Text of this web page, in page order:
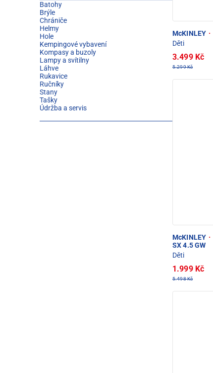
Batohy
Brýle
Chrániče
Helmy
Hole
Kempingové vybavení
Kompasy a buzoly
Lampy a svítilny
Láhve
Rukavice
Ručníky
Stany
Tašky
Údržba a servis
McKINLEY ·
Děti
3.499 Kč
5.299 Kč
McKINLEY ·
SX 4.5 GW
Děti
1.999 Kč
5.498 Kč